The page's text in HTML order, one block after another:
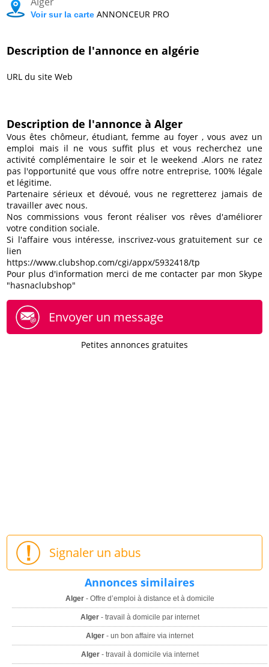
Le bon coin alger
Voir sur la carte ANNONCEUR PRO
Description de l'annonce en algérie
URL du site Web
Description de l'annonce à Alger
Vous êtes chômeur, étudiant, femme au foyer , vous avez un
emploi mais il ne vous suffit plus et vous recherchez une
activité complémentaire le soir et le weekend .Alors ne ratez
pas l'opportunité que vous offre notre entreprise, 100% légale
et légitime.
Partenaire sérieux et dévoué, vous ne regretterez jamais de
travailler avec nous.
Nos commissions vous feront réaliser vos rêves d'améliorer
votre condition sociale.
Si l'affaire vous intéresse, inscrivez-vous gratuitement sur ce
lien
https://www.clubshop.com/cgi/appx/5932418/tp
Pour plus d'information merci de me contacter par mon Skype
"hasnaclubshop"
Envoyer un message
Petites annonces gratuites
Signaler un abus
Annonces similaires
Alger- Offre d’emploi à distance et à domicile
Alger- travail à domicile par internet
Alger - un bon affaire via internet
Alger- travail à domicile via internet